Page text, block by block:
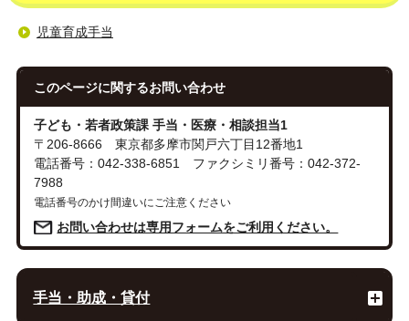
児童育成手当
このページに関するお問い合わせ
子ども・若者政策課 手当・医療・相談担当1
〒206-8666 東京都多摩市関戸六丁目12番地1
電話番号：042-338-6851 ファクシミリ番号：042-372-
7988
電話番号のかけ間違いにご注意ください
お問い合わせは専用フォームをご利用ください。
手当・助成・貸付